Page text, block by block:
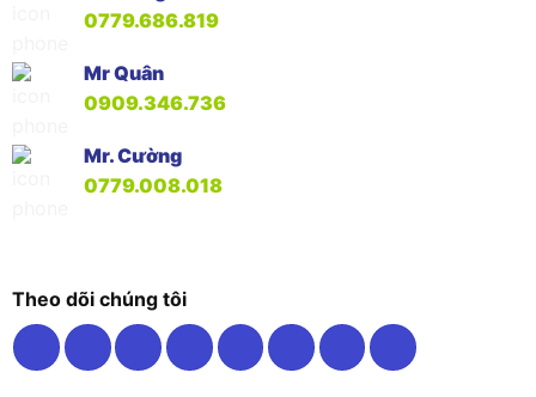
0779.686.819
Mr Quân
0909.346.736
Mr. Cường
0779.008.018
Theo dõi chúng tôi